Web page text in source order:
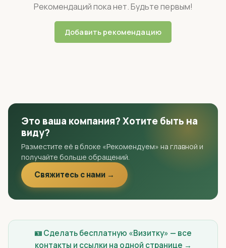
Рекомендаций пока нет. Будьте первым!
Добавить рекомендацию
Это ваша компания? Хотите быть на
виду?
Разместите её в блоке «Рекомендуем» на главной и
получайте больше обращений.
Свяжитесь с нами →
🪪 Сделать бесплатную «Визитку» — все
контакты и ссылки на одной странице →